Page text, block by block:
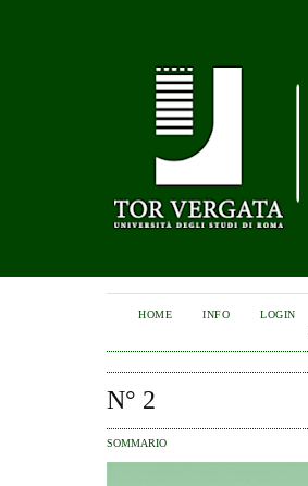
HOME INFO LOGIN
N° 2
SOMMARIO